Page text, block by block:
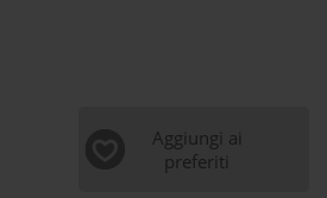
Aggiungi ai
preferiti